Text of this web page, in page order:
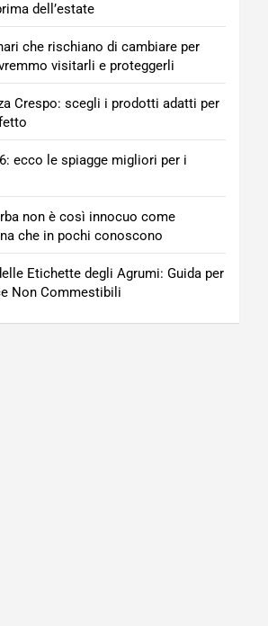
dell’estate
che rischiano di cambiare per
visitarli e proteggerli
Crespo: scegli i prodotti adatti per
ecco le spiagge migliori per i
non è così innocuo come
che in pochi conoscono
Etichette degli Agrumi: Guida per
Non Commestibili